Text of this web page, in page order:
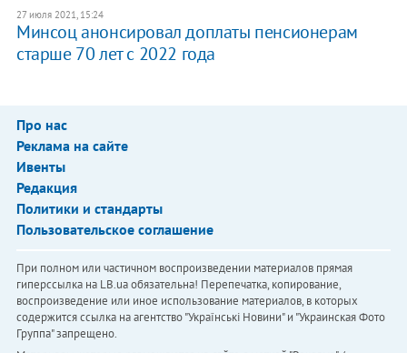
27 июля 2021, 15:24
Минсоц анонсировал доплаты пенсионерам
старше 70 лет с 2022 года
Про нас
Реклама на сайте
Ивенты
Редакция
Политики и стандарты
Пользовательское соглашение
При полном или частичном воспроизведении материалов прямая
гиперссылка на LB.ua обязательна! Перепечатка, копирование,
воспроизведение или иное использование материалов, в которых
содержится ссылка на агентство "Українськi Новини" и "Украинская Фото
Группа" запрещено.